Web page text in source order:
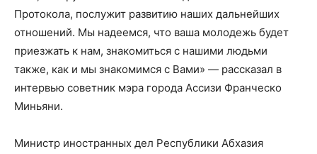
Протокола, послужит развитию наших дальнейших
отношений. Мы надеемся, что ваша молодежь будет
приезжать к нам, знакомиться с нашими людьми
также, как и мы знакомимся с Вами» — рассказал в
интервью советник мэра города Ассизи Франческо
Миньяни.
Министр иностранных дел Республики Абхазия